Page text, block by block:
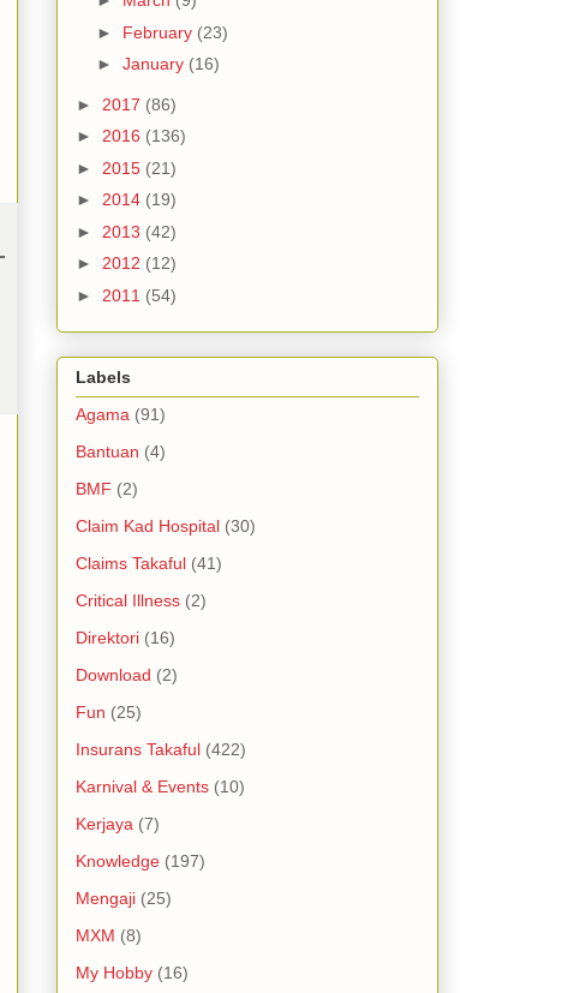
► February (23)
► January (16)
► 2017 (86)
► 2016 (136)
► 2015 (21)
► 2014 (19)
► 2013 (42)
► 2012 (12)
► 2011 (54)
Labels
Agama (91)
Bantuan (4)
BMF (2)
Claim Kad Hospital (30)
Claims Takaful (41)
Critical Illness (2)
Direktori (16)
Download (2)
Fun (25)
Insurans Takaful (422)
Karnival & Events (10)
Kerjaya (7)
Knowledge (197)
Mengaji (25)
MXM (8)
My Hobby (16)